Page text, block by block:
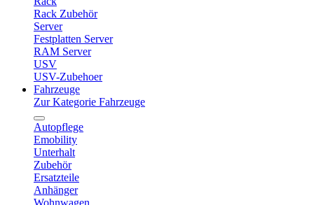
Rack Zubehör
Server
Festplatten Server
RAM Server
USV
USV-Zubehoer
Fahrzeuge
Zur Kategorie Fahrzeuge
Autopflege
Emobility
Unterhalt
Zubehör
Ersatzteile
Anhänger
Wohnwagen